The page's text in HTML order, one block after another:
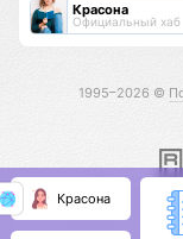
Красона
Официальный хаб
1995–2026 ©
Красона